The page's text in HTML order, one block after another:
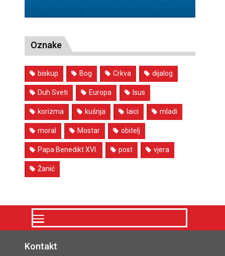
Oznake
biskup Bog Crkva dijalog
Duh Sveti Europa Isus
korizma kušnja laici mladi
moral Mostar obitelj
Papa Benedikt XVI. post vjera
Žanić
Kontakt